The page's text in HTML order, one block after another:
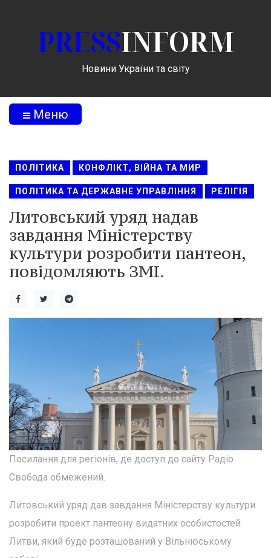
PRESSINFORM
Новини України та світу
Меню
ПОЛІТИКА КОНФЛІКТ, ВІЙНА ТА МИР
ПОЛІТИКА ТА ДЕРЖАВНЕ УПРАВЛІННЯ РЕЛІГІЯ
Литовський уряд надав
завдання Міністерству
культури розробити пантеон,
повідомляють ЗМІ.
Посилання для регіонів, де доступ до сайту Радіо
Свобода обмежений.
Литовський уряд дав завдання Міністерству культури
розробити проект пантеону видатних особистостей
Литви, який буде розташований у Вільнюському